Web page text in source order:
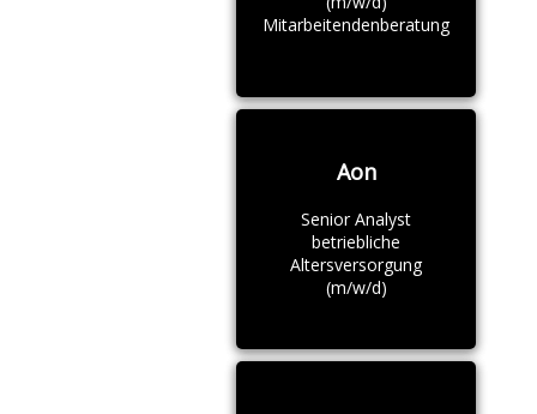
Mitarbeitendenberatung
Aon
Senior Analyst
betriebliche
Altersversorgung
(m/w/d)